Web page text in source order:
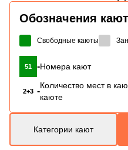
Обозначения кают
Свободные каюты
51 -Номера кают
2+3 -
Количество мест в
каюте
Категории кают